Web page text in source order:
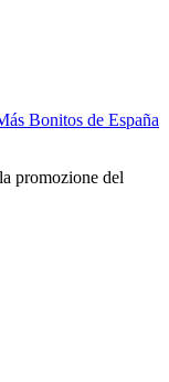
Bonitos de España
promozione del